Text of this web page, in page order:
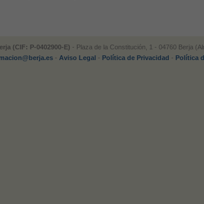
(CIF: P-0402900-E) - Plaza de la Constitución, 1 - 04760 Berja
- Aviso Legal - Política de Privacidad - Política